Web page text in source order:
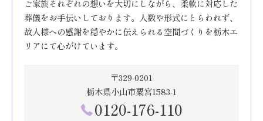
ご家族それぞれの想いを大切にしながら、柔軟に対応した
葬儀をお手伝いしております。人数や形式にとらわれず、
故人様への感謝を穏やかに伝えられる空間づくりを栃木エ
リアにて心がけています。
〒329-0201
栃木県小山市粟宮1583-1
0120-176-110